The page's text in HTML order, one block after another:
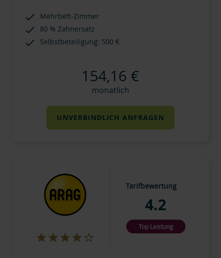
Mehrbett-Zimmer
80 % Zahnersatz
Selbstbeteiligung: 500 €
154,16 €
monatlich
UNVERBINDLICH ANFRAGEN
Tarifbewertung
4.2
Top Leistung